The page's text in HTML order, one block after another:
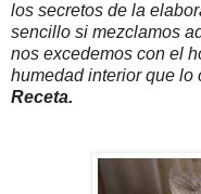
los secretos de la
sencillo si mezclamos
nos excedemos con el
humedad interior que lo
Receta.